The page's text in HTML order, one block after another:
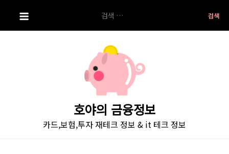
i
색:
호야의 금융정보
카드,보험,투자 재테크 정보 & it 테크 정보